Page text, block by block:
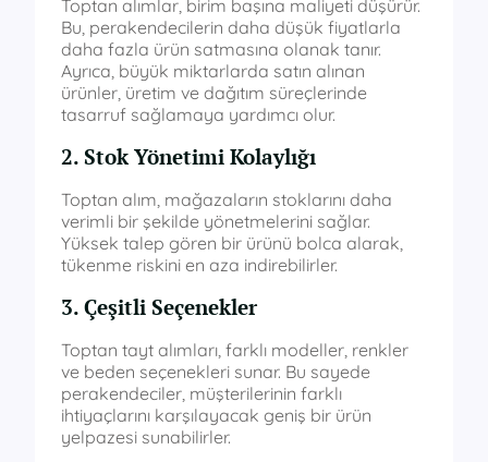
Toptan alımlar, birim başına maliyeti düşürür.
Bu, perakendecilerin daha düşük fiyatlarla
daha fazla ürün satmasına olanak tanır.
Ayrıca, büyük miktarlarda satın alınan
ürünler, üretim ve dağıtım süreçlerinde
tasarruf sağlamaya yardımcı olur.
2. Stok Yönetimi Kolaylığı
Toptan alım, mağazaların stoklarını daha
verimli bir şekilde yönetmelerini sağlar.
Yüksek talep gören bir ürünü bolca alarak,
tükenme riskini en aza indirebilirler.
3. Çeşitli Seçenekler
Toptan tayt alımları, farklı modeller, renkler
ve beden seçenekleri sunar. Bu sayede
perakendeciler, müşterilerinin farklı
ihtiyaçlarını karşılayacak geniş bir ürün
yelpazesi sunabilirler.